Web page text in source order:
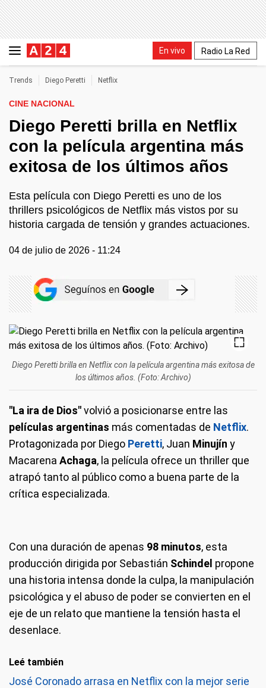
En vivo Radio La Red
Trends Diego Peretti Netflix
CINE NACIONAL
Diego Peretti brilla en Netflix
con la película argentina más
exitosa de los últimos años
Esta película con Diego Peretti es uno de los
thrillers psicológicos de Netflix más vistos por su
historia cargada de tensión y grandes actuaciones.
04 de julio de 2026 - 11:24
Diego Peretti brilla en Netflix con la película argentina más exitosa de
los últimos años. (Foto: Archivo)
"La ira de Dios"volvió a posicionarse entre las
películas argentinas más comentadas de Netflix.
Protagonizada por Diego Peretti, Juan Minujín y
Macarena Achaga, la película ofrece un thriller que
atrapó tanto al público como a buena parte de la
crítica especializada.
Con una duración de apenas 98 minutos, esta
producción dirigida por Sebastián Schindel propone
una historia intensa donde la culpa, la manipulación
psicológica y el abuso de poder se convierten en el
eje de un relato que mantiene la tensión hasta el
desenlace.
Leé también
José Coronado arrasa en Netflix con la mejor serie